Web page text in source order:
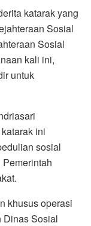
katarak yang
Sosial
Sosial
kali ini,
untuk
ini
sosial
khusus operasi
Dinas Sosial